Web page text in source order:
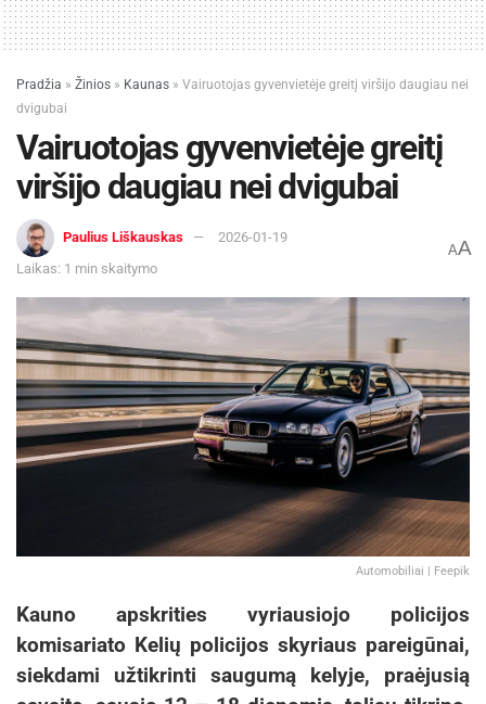
Pradžia » Žinios » Kaunas » Vairuotojas gyvenvietėje greitį viršijo daugiau nei
dvigubai
Vairuotojas gyvenvietėje greitį
viršijo daugiau nei dvigubai
Paulius Liškauskas
2026-01-19
Laikas: 1 min skaitymo
AA
Automobiliai | Feepik
Kauno apskrities vyriausiojo policijos
komisariato Kelių policijos skyriaus pareigūnai,
siekdami užtikrinti saugumą kelyje, praėjusią